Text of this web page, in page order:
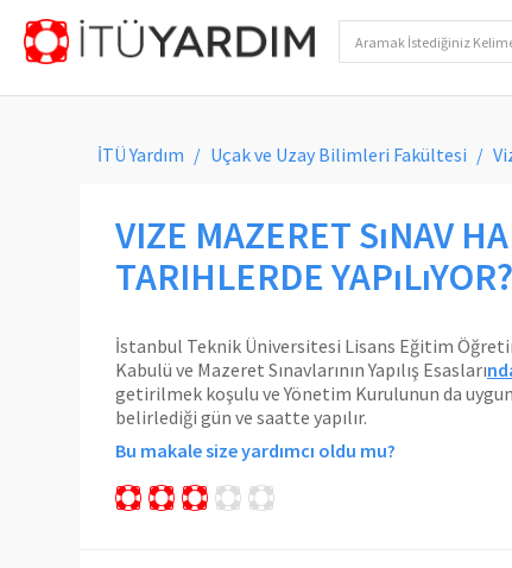
İTÜ Yardım Uçak ve Uzay Bilimleri Fakültesi
VIZE MAZERET SıNAV
TARIHLERDE YAPıLıYOR?
İstanbul Teknik Üniversitesi Lisans Eğitim
Kabulü ve Mazeret Sınavlarının Yapılış Esasları
getirilmek koşulu ve Yönetim Kurulunun da
belirlediği gün ve saatte yapılır.
Bu makale size yardımcı oldu mu?